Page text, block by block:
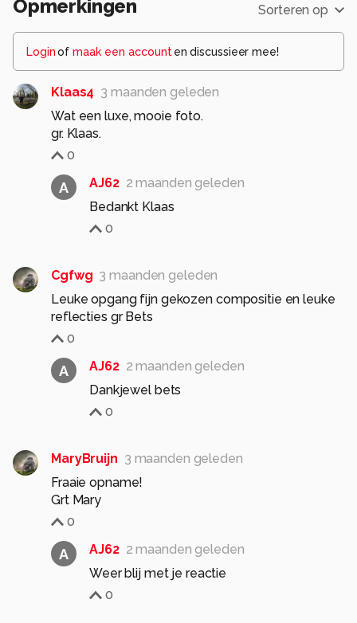
Opmerkingen Sorteren op
Loginof maak een account en discussieer mee!
Klaas4 3 maanden geleden
Wat een luxe, mooie foto.
gr. Klaas.
0
A AJ62 2 maanden geleden
Bedankt Klaas
0
Cgfwg 3 maanden geleden
Leuke opgang fijn gekozen compositie en leuke
reflecties gr Bets
0
A AJ62 2 maanden geleden
Dankjewel bets
0
MaryBruijn 3 maanden geleden
Fraaie opname!
Grt Mary
0
A AJ62 2 maanden geleden
Weer blij met je reactie
0